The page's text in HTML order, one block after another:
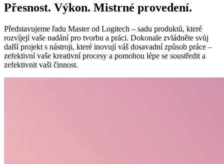
Přesnost. Výkon. Mistrné provedení.
Představujeme řadu Master od Logitech – sadu produktů, které
rozvíjejí vaše nadání pro tvorbu a práci. Dokonale zvládněte svůj
další projekt s nástroji, které inovují váš dosavadní způsob práce –
zefektivní vaše kreativní procesy a pomohou lépe se soustředit a
zefektivnit vaši činnost.